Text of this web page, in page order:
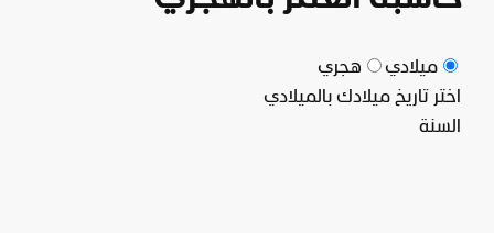
ميلادي
هجري
اختر تاريخ ميلادك بالميلادي
السنة